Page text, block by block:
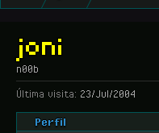
joni
n00b
Última visita: 23/Jul/2004
Perfil